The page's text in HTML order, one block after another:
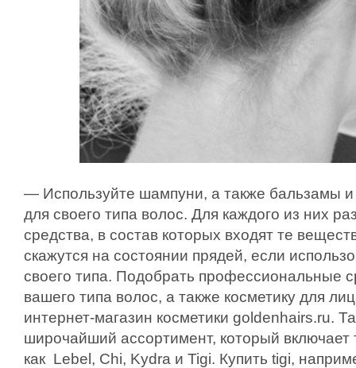
— Используйте шампуни, а также бальзамы и
для своего типа волос. Для каждого из них
средства, в состав которых входят те
скажутся на состоянии прядей, если
своего типа. Подобрать профессиональные
вашего типа волос, а также косметику для
интернет-магазин косметики goldenhairs.ru.
широчайший ассортимент, который включает
как Lebel, Chi, Kydra и Tigi. Купить tigi,